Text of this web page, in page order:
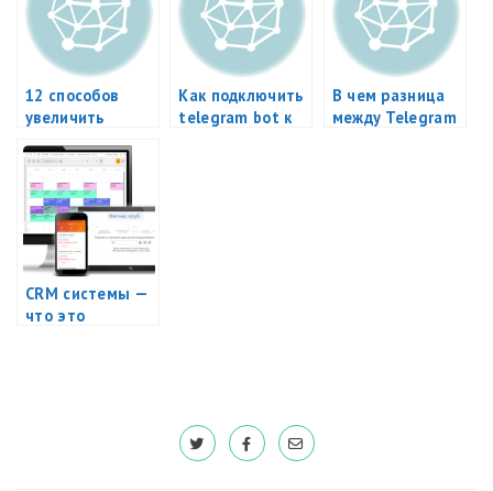
12 способов
увеличить
фитнес клуба
Как подключить
telegram bot к
В чем разница
между Telegram
CRM системы —
что это